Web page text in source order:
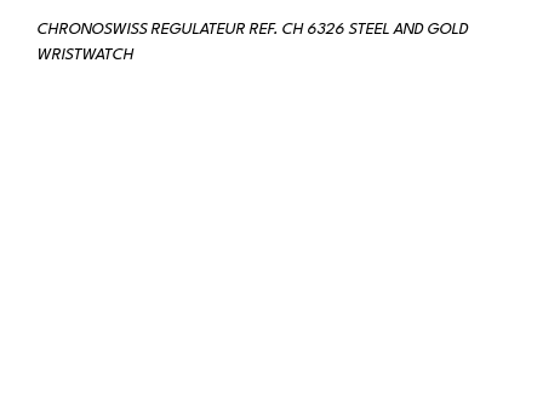
CHRONOSWISS REGULATEUR REF. CH 6326 STEEL AND GOLD
WRISTWATCH